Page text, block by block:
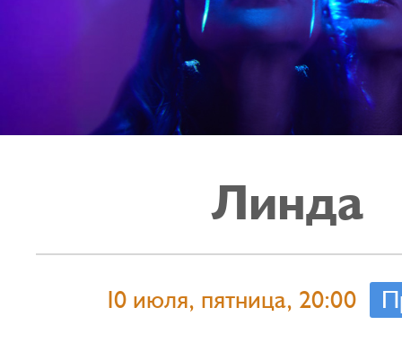
Линда
10 июля, пятница, 20:00